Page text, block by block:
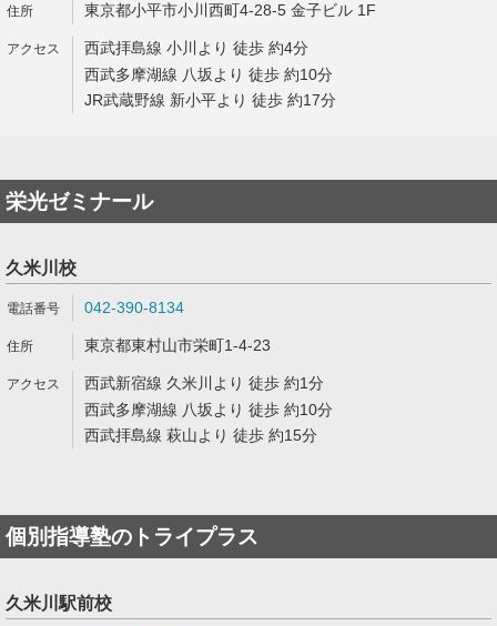
東京都小平市小川西町4-28-5 金子ビル 1F
西武拝島線 小川より 徒歩 約4分
西武多摩湖線 八坂より 徒歩 約10分
JR武蔵野線 新小平より 徒歩 約17分
栄光ゼミナール
久米川校
042-390-8134
東京都東村山市栄町1-4-23
西武新宿線 久米川より 徒歩 約1分
西武多摩湖線 八坂より 徒歩 約10分
西武拝島線 萩山より 徒歩 約15分
個別指導塾のトライプラス
久米川駅前校